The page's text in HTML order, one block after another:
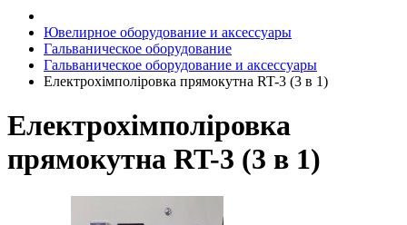
Ювелирное оборудование и аксессуары
Гальваническое оборудование
Гальваническое оборудование и аксессуары
Електрохімполіровка прямокутна RT-3 (3 в 1)
Електрохімполіровка
прямокутна RT-3 (3 в 1)